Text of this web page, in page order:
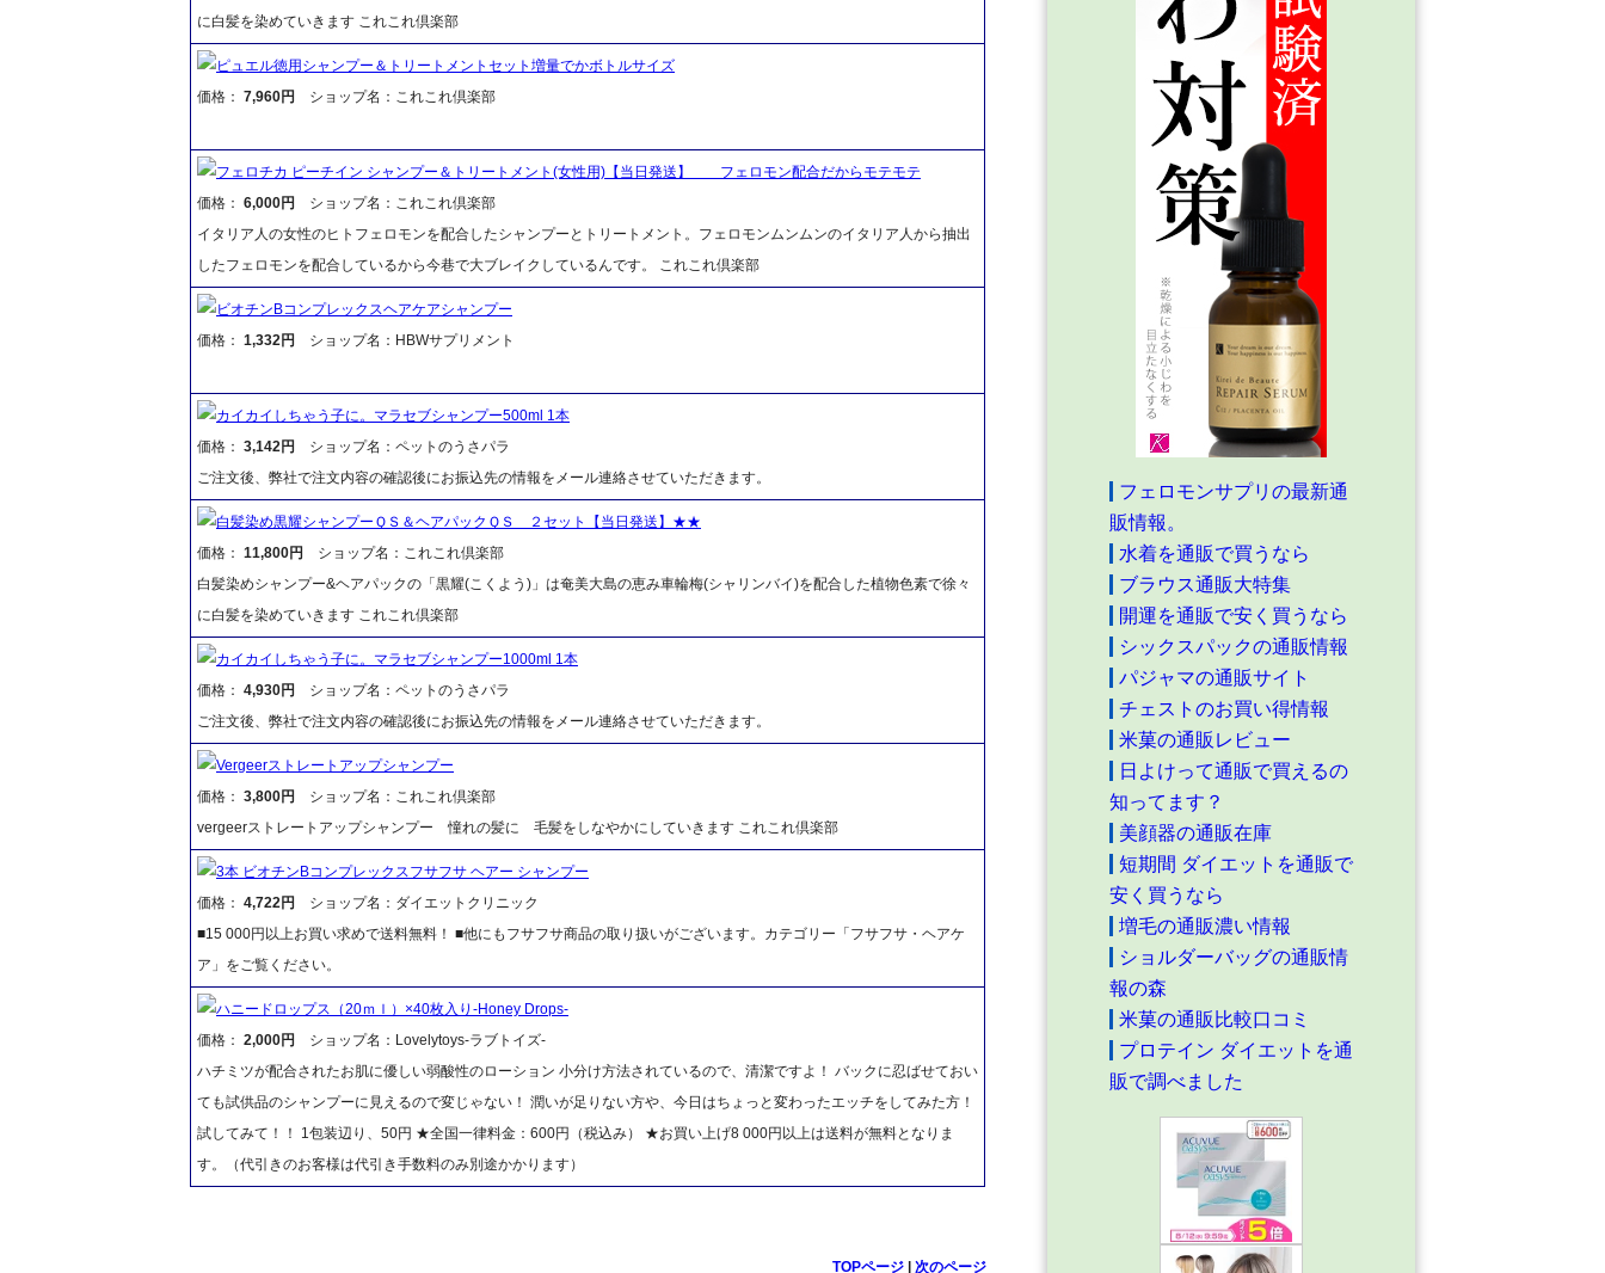
に白髪を染めていきます これこれ倶楽部
ピュエル徳用シャンプー＆トリートメントセット増量でかボトルサイズ
価格： 7,960円 ショップ名：これこれ倶楽部
フェロチカ ピーチイン シャンプー＆トリートメント(女性用)【当日発送】 フェロモン配合だからモテモテ
価格： 6,000円
ショップ名：これこれ倶楽部
イタリア人の女性のヒトフェロモンを配合したシャンプーとトリートメント。フェロモンムンムンのイタリア人から抽出
したフェロモンを配合しているから今巷で大ブレイクしているんです。 これこれ倶楽部
ビオチンBコンプレックスヘアケアシャンプー
価格： 1,332円 ショップ名：HBWサプリメント
カイカイしちゃう子に。マラセブシャンプー500ml 1本
価格： 3,142円
ショップ名：ペットのうさパラ
ご注文後、弊社で注文内容の確認後にお振込先の情報をメール連絡させていただきます。
白髪染め黒耀シャンプーＱＳ＆ヘアパックＱＳ ２セット【当日発送】★★
価格： 11,800円
ショップ名：これこれ倶楽部
白髪染めシャンプー&ヘアパックの「黒耀(こくよう)」は奄美大島の恵み車輪梅(シャリンバイ)を配合した植物色素で徐々
に白髪を染めていきます これこれ倶楽部
カイカイしちゃう子に。マラセブシャンプー1000ml 1本
価格： 4,930円
ショップ名：ペットのうさパラ
ご注文後、弊社で注文内容の確認後にお振込先の情報をメール連絡させていただきます。
Vergeerストレートアップシャンプー
価格： 3,800円
ショップ名：これこれ倶楽部
vergeerストレートアップシャンプー 憧れの髪に 毛髪をしなやかにしていきます これこれ倶楽部
3本 ビオチンBコンプレックスフサフサ ヘアー シャンプー
価格： 4,722円
ショップ名：ダイエットクリニック
■15 000円以上お買い求めで送料無料！ ■他にもフサフサ商品の取り扱いがございます。カテゴリー「フサフサ・ヘアケ
ア」をご覧ください。
ハニードロップス（20ｍｌ）×40枚入り-Honey Drops-
価格： 2,000円
ショップ名：Lovelytoys-ラブトイズ-
ハチミツが配合されたお肌に優しい弱酸性のローション 小分け方法されているので、清潔ですよ！ バックに忍ばせておい
ても試供品のシャンプーに見えるので変じゃない！ 潤いが足りない方や、今日はちょっと変わったエッチをしてみた方！
試してみて！！ 1包装辺り、50円 ★全国一律料金：600円（税込み） ★お買い上げ8 000円以上は送料が無料となりま
す。（代引きのお客様は代引き手数料のみ別途かかります）
TOPページ| 次のページ
フェロモンサプリの最新通
販情報。
水着を通販で買うなら
ブラウス通販大特集
開運を通販で安く買うなら
シックスパックの通販情報
パジャマの通販サイト
チェストのお買い得情報
米菓の通販レビュー
日よけって通販で買えるの
知ってます？
美顔器の通販在庫
短期間 ダイエットを通販で
安く買うなら
増毛の通販濃い情報
ショルダーバッグの通販情
報の森
米菓の通販比較口コミ
プロテイン ダイエットを通
販で調べました